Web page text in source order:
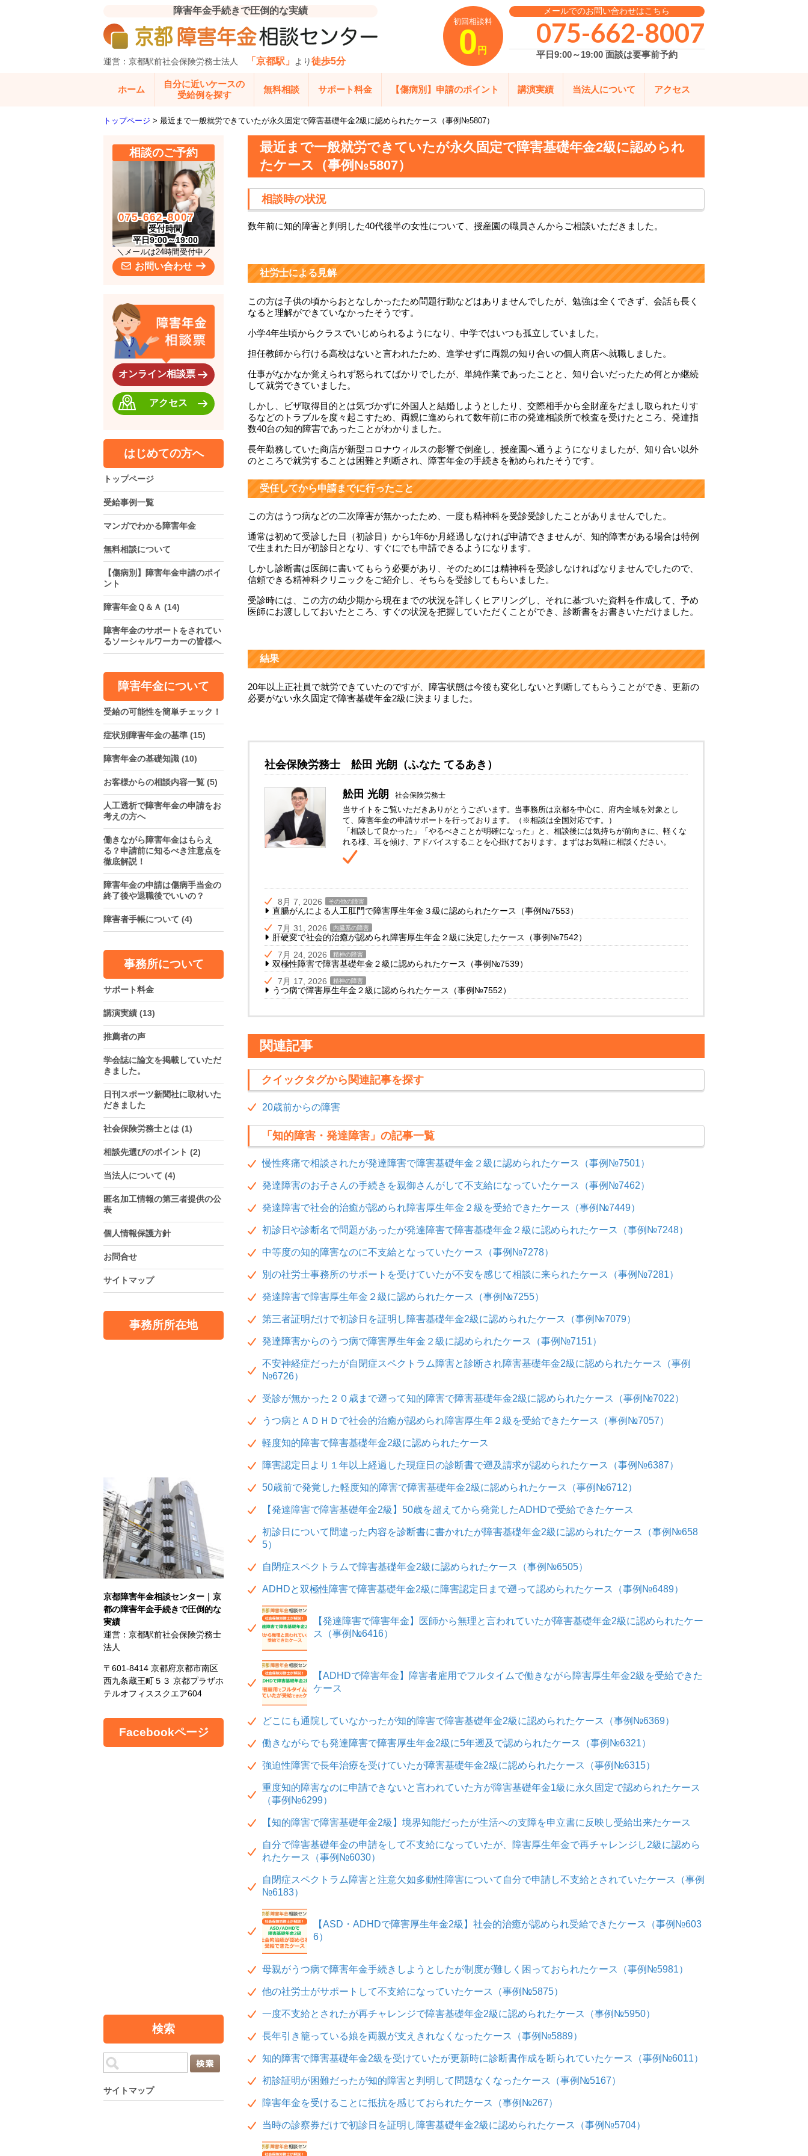
障害年金手続きで圧倒的な実績
運営：京都駅前社会保険労務士法人 「京都駅」 より徒歩5分
初回相談料
0 円
メールでのお問い合わせはこちら
075-662-8007
平日9:00～19:00 面談は要事前予約
ホーム
自分に近いケースの
受給例を探す
無料相談 サポート料金 【傷病別】申請のポイント 講演実績 当法人について アクセス
トップページ > 最近まで一般就労できていたが永久固定で障害基礎年金2級に認められたケース（事例№5807）
相談のご予約
075-662-8007
受付時間
平日9:00～19:00
＼メールは24時間受付中／
お問い合わせ
オンライン相談票
アクセス
はじめての方へ
トップページ
受給事例一覧
マンガでわかる障害年金
無料相談について
【傷病別】障害年金申請のポイ
ント
障害年金Ｑ＆Ａ (14)
障害年金のサポートをされてい
るソーシャルワーカーの皆様へ
障害年金について
受給の可能性を簡単チェック！
症状別障害年金の基準 (15)
障害年金の基礎知識 (10)
お客様からの相談内容一覧 (5)
人工透析で障害年金の申請をお
考えの方へ
働きながら障害年金はもらえ
る？申請前に知るべき注意点を
徹底解説！
障害年金の申請は傷病手当金の
終了後や退職後でいいの？
障害者手帳について (4)
事務所について
サポート料金
講演実績 (13)
推薦者の声
学会誌に論文を掲載していただ
きました。
日刊スポーツ新聞社に取材いた
だきました
社会保険労務士とは (1)
相談先選びのポイント (2)
当法人について (4)
匿名加工情報の第三者提供の公
表
個人情報保護方針
お問合せ
サイトマップ
事務所所在地
京都障害年金相談センター｜京
都の障害年金手続きで圧倒的な
実績
運営：京都駅前社会保険労務士
法人
〒601-8414 京都府京都市南区
西九条蔵王町５３ 京都プラザホ
テルオフィススクエア604
Facebookページ
検索
サイトマップ
最近まで一般就労できていたが永久固定で障害基礎年金2級に認められ
たケース（事例№5807）
相談時の状況
数年前に知的障害と判明した40代後半の女性について、授産園の職員さんからご相談いただきました。
社労士による見解
この方は子供の頃からおとなしかったため問題行動などはありませんでしたが、勉強は全くできず、会話も長く
なると理解ができていなかったそうです。
小学4年生頃からクラスでいじめられるようになり、中学ではいつも孤立していました。
担任教師から行ける高校はないと言われたため、進学せずに両親の知り合いの個人商店へ就職しました。
仕事がなかなか覚えられず怒られてばかりでしたが、単純作業であったことと、知り合いだったため何とか継続
して就労できていました。
しかし、ビザ取得目的とは気づかずに外国人と結婚しようとしたり、交際相手から全財産をだまし取られたりす
るなどのトラブルを度々起こすため、両親に進められて数年前に市の発達相談所で検査を受けたところ、発達指
数40台の知的障害であったことがわかりました。
長年勤務していた商店が新型コロナウィルスの影響で倒産し、授産園へ通うようになりましたが、知り合い以外
のところで就労することは困難と判断され、障害年金の手続きを勧められたそうです。
受任してから申請までに行ったこと
この方はうつ病などの二次障害が無かったため、一度も精神科を受診受診したことがありませんでした。
通常は初めて受診した日（初診日）から1年6か月経過しなければ申請できませんが、知的障害がある場合は特例
で生まれた日が初診日となり、すぐにでも申請できるようになります。
しかし診断書は医師に書いてもらう必要があり、そのためには精神科を受診しなければなりませんでしたので、
信頼できる精神科クリニックをご紹介し、そちらを受診してもらいました。
受診時には、この方の幼少期から現在までの状況を詳しくヒアリングし、それに基づいた資料を作成して、予め
医師にお渡ししておいたところ、すぐの状況を把握していただくことができ、診断書をお書きいただけました。
結果
20年以上正社員で就労できていたのですが、障害状態は今後も変化しないと判断してもらうことができ、更新の
必要がない永久固定で障害基礎年金2級に決まりました。
社会保険労務士 舩田 光朗（ふなた てるあき）
舩田 光朗 社会保険労務士
当サイトをご覧いただきありがとうございます。当事務所は京都を中心に、府内全域を対象とし
て、障害年金の申請サポートを行っております。（※相談は全国対応です。）
「相談して良かった」「やるべきことが明確になった」と、相談後には気持ちが前向きに、軽くな
れる様、耳を傾け、アドバイスすることを心掛けております。まずはお気軽に相談ください。
8月 7, 2026 その他の障害
直腸がんによる人工肛門で障害厚生年金３級に認められたケース（事例№7553）
7月 31, 2026
内臓系の障害
肝硬変で社会的治癒が認められ障害厚生年金２級に決定したケース（事例№7542）
7月 24, 2026
精神の障害
双極性障害で障害基礎年金２級に認められたケース（事例№7539）
7月 17, 2026
精神の障害
うつ病で障害厚生年金２級に認められたケース（事例№7552）
関連記事
クイックタグから関連記事を探す
20歳前からの障害
「知的障害・発達障害」の記事一覧
慢性疼痛で相談されたが発達障害で障害基礎年金２級に認められたケース（事例№7501）
発達障害のお子さんの手続きを親御さんがして不支給になっていたケース（事例№7462）
発達障害で社会的治癒が認められ障害厚生年金２級を受給できたケース（事例№7449）
初診日や診断名で問題があったが発達障害で障害基礎年金２級に認められたケース（事例№7248）
中等度の知的障害なのに不支給となっていたケース（事例№7278）
別の社労士事務所のサポートを受けていたが不安を感じて相談に来られたケース（事例№7281）
発達障害で障害厚生年金２級に認められたケース（事例№7255）
第三者証明だけで初診日を証明し障害基礎年金2級に認められたケース（事例№7079）
発達障害からのうつ病で障害厚生年金２級に認められたケース（事例№7151）
不安神経症だったが自閉症スペクトラム障害と診断され障害基礎年金2級に認められたケース（事例
№6726）
受診が無かった２０歳まで遡って知的障害で障害基礎年金2級に認められたケース（事例№7022）
うつ病とＡＤＨＤで社会的治癒が認められ障害厚生年２級を受給できたケース（事例№7057）
軽度知的障害で障害基礎年金2級に認められたケース
障害認定日より１年以上経過した現症日の診断書で遡及請求が認められたケース（事例№6387）
50歳前で発覚した軽度知的障害で障害基礎年金2級に認められたケース（事例№6712）
【発達障害で障害基礎年金2級】50歳を超えてから発覚したADHDで受給できたケース
初診日について間違った内容を診断書に書かれたが障害基礎年金2級に認められたケース（事例№658
5）
自閉症スペクトラムで障害基礎年金2級に認められたケース（事例№6505）
ADHDと双極性障害で障害基礎年金2級に障害認定日まで遡って認められたケース（事例№6489）
【発達障害で障害年金】医師から無理と言われていたが障害基礎年金2級に認められたケー
ス（事例№6416）
【ADHDで障害年金】障害者雇用でフルタイムで働きながら障害厚生年金2級を受給できた
ケース
どこにも通院していなかったが知的障害で障害基礎年金2級に認められたケース（事例№6369）
働きながらでも発達障害で障害厚生年金2級に5年遡及で認められたケース（事例№6321）
強迫性障害で長年治療を受けていたが障害基礎年金2級に認められたケース（事例№6315）
重度知的障害なのに申請できないと言われていた方が障害基礎年金1級に永久固定で認められたケース
（事例№6299）
【知的障害で障害基礎年金2級】境界知能だったが生活への支障を申立書に反映し受給出来たケース
自分で障害基礎年金の申請をして不支給になっていたが、障害厚生年金で再チャレンジし2級に認めら
れたケース（事例№6030）
自閉症スペクトラム障害と注意欠如多動性障害について自分で申請し不支給とされていたケース（事例
№6183）
【ASD・ADHDで障害厚生年金2級】社会的治癒が認められ受給できたケース（事例№603
6）
母親がうつ病で障害年金手続きしようとしたが制度が難しく困っておられたケース（事例№5981）
他の社労士がサポートして不支給になっていたケース（事例№5875）
一度不支給とされたが再チャレンジで障害基礎年金2級に認められたケース（事例№5950）
長年引き籠っている娘を両親が支えきれなくなったケース（事例№5889）
知的障害で障害基礎年金2級を受けていたが更新時に診断書作成を断られていたケース（事例№6011）
初診証明が困難だったが知的障害と判明して問題なくなったケース（事例№5167）
障害年金を受けることに抵抗を感じておられたケース（事例№267）
当時の診察券だけで初診日を証明し障害基礎年金2級に認められたケース（事例№5704）